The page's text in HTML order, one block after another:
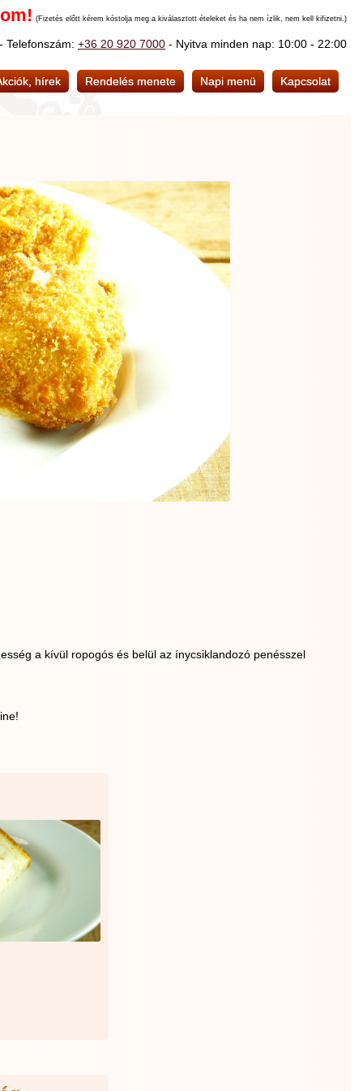
(Fizetés előtt kérem kóstolja meg a kiválasztott ételeket és ha nem ízlik, nem kell kifizetni.)
Telefonszám: +36 20 920 7000 - Nyitva minden nap: 10:00 - 22:00
hírek Rendelés menete Napi menü Kapcsolat
a kívül ropogós és belül az ínycsiklandozó penésszel